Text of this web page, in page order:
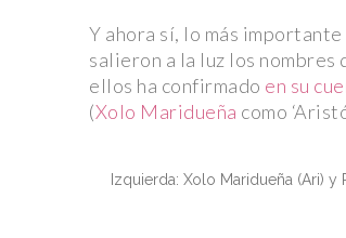
Y ahora sí, lo más
salieron a la luz los
ellos ha confirmado en su
(Xolo Maridueña como
Izquierda: Xolo Maridueña (Ari)